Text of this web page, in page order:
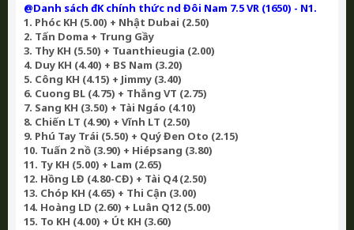
@Danh sách đK chính thức nd Đôi Nam 7.5 VR (1650) - N1.
1. Phóc KH (5.00) + Nhật Dubai (2.50)
2. Tấn Doma + Trung Gầy
3. Thy KH (5.50) + Tuanthieugia (2.00)
4. Duy KH (4.40) + BS Nam (3.20)
5. Công KH (4.15) + Jimmy (3.40)
6. Cuong BL (4.75) + Thắng VT (2.75)
7. Sang KH (3.50) + Tài Ngáo (4.10)
8. Chiến LT (4.90) + Vĩnh LT (2.50)
9. Phú Tay Trái (5.50) + Quý Đen Oto (2.15)
10. Tuấn 2 nồ (3.90) + Hiépsang (3.80)
11. Ty KH (5.00) + Lam (2.65)
12. Hồng LĐ (4.80-CĐ) + Tài Q4 (2.50)
13. Chóp KH (4.65) + Thi Cận (3.00)
14. Hoàng LD (2.60) + Luân Q12 (5.00)
15. To KH (4.00) + Út KH (3.60)